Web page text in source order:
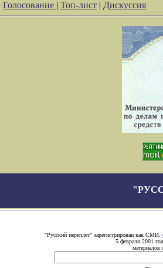
Голосование | Топ-лист | Дискуссия
"Русский переплет" зарегистрирован как СМИ.
5 февраля 2001
материалов